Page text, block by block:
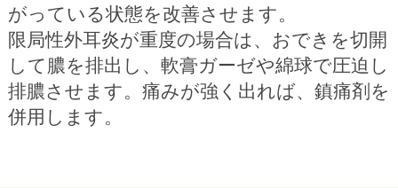
がっている状態を改善させます。
限局性外耳炎が重度の場合は、おできを切開
して膿を排出し、軟膏ガーゼや綿球で圧迫し
排膿させます。痛みが強く出れば、鎮痛剤を
併用します。